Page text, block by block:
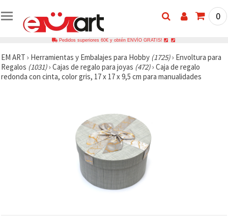
0
Pedidos superiores 60€ y obtén ENVÍO GRATIS!
EM ART › Herramientas y Embalajes para Hobby (1725)› Envoltura para
Regalos (1031)› Cajas de regalo para joyas (472)› Caja de regalo
redonda con cinta, color gris, 17 x 17 x 9,5 cm para manualidades